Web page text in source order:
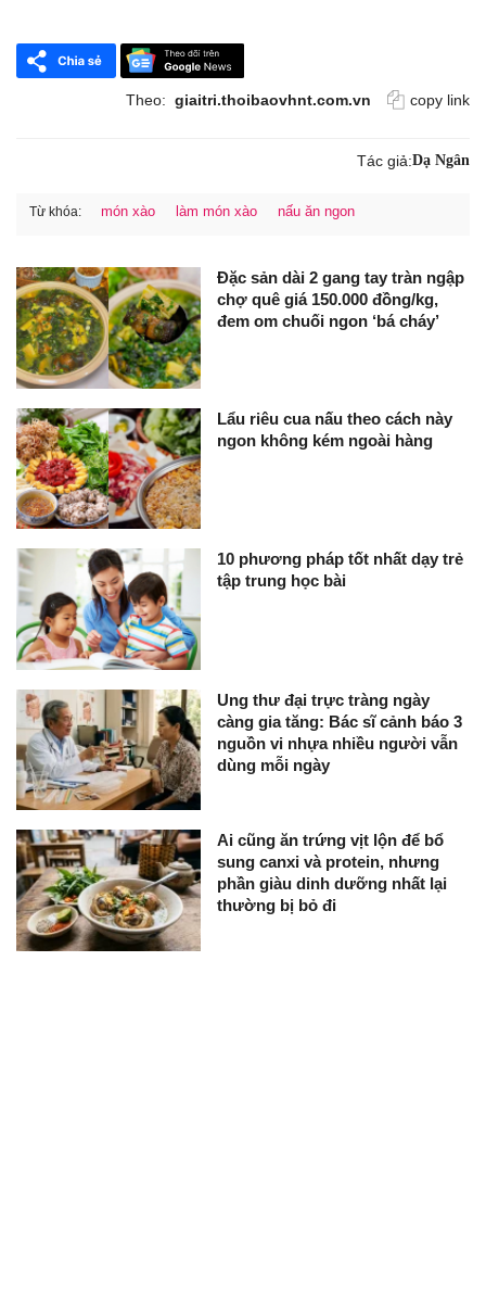
Theo: giaitri.thoibaovhnt.com.vn copy link
Tác giả:Dạ Ngân
Từ khóa: món xào làm món xào nấu ăn ngon
Đặc sản dài 2 gang tay tràn ngập
chợ quê giá 150.000 đồng/kg,
đem om chuối ngon ‘bá cháy’
Lẩu riêu cua nấu theo cách này
ngon không kém ngoài hàng
10 phương pháp tốt nhất dạy trẻ
tập trung học bài
Ung thư đại trực tràng ngày
càng gia tăng: Bác sĩ cảnh báo 3
nguồn vi nhựa nhiều người vẫn
dùng mỗi ngày
Ai cũng ăn trứng vịt lộn để bổ
sung canxi và protein, nhưng
phần giàu dinh dưỡng nhất lại
thường bị bỏ đi